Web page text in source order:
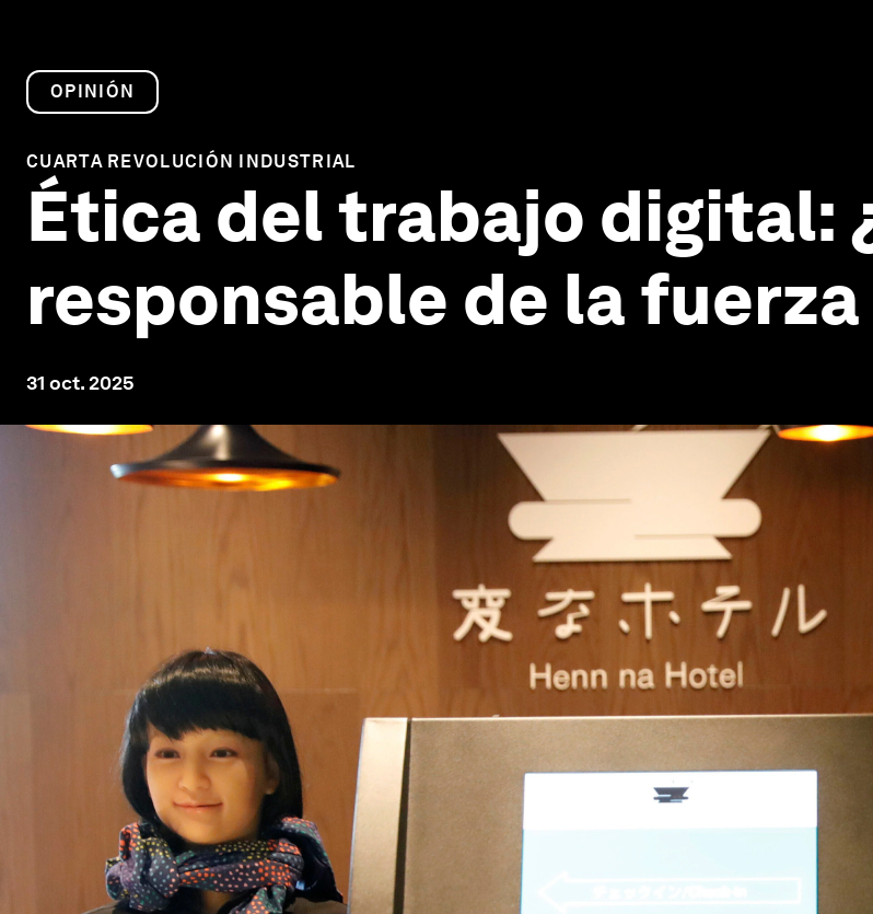
OPINIÓN
CUARTA REVOLUCIÓN INDUSTRIAL
Ética del trabajo digital:
responsable de la
31 oct. 2025